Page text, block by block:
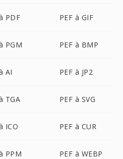
PDF PEF à GIF
PGM PEF à BMP
AI PEF à JP2
TGA PEF à SVG
ICO PEF à CUR
PPM PEF à WEBP